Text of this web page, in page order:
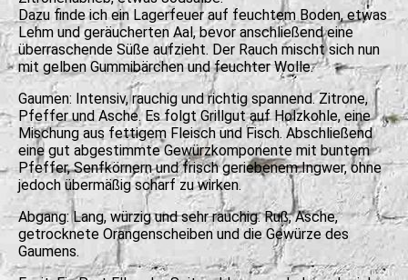
Dazu finde ich ein Lagerfeuer auf feuchtem Boden, etwas
Lehm und geräucherten Aal, bevor anschließend eine
überraschende Süße aufzieht. Der Rauch mischt sich nun
mit gelben Gummibärchen und feuchter Wolle.
Gaumen: Intensiv, rauchig und richtig spannend. Zitrone,
Pfeffer und Asche. Es folgt Grillgut auf Holzkohle, eine
Mischung aus fettigem Fleisch und Fisch. Abschließend
eine gut abgestimmte Gewürzkomponente mit buntem
Pfeffer, Senfkörnern und frisch geriebenem Ingwer, ohne
jedoch übermäßig scharf zu wirken.
Abgang: Lang, würzig und sehr rauchig. Ruß, Asche,
getrocknete Orangenscheiben und die Gewürze des
Gaumens.